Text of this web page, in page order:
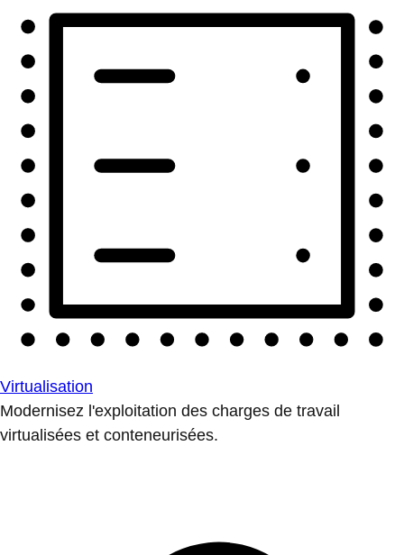
Virtualisation
Modernisez l'exploitation des charges de travail
virtualisées et conteneurisées.